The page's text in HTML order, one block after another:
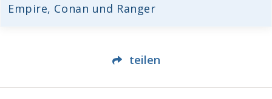
Empire, Conan und Ranger
teilen